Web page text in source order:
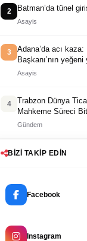
2 Batman’da tünel
Asayis
3
Adana’da acı
Başkanı’nın
Asayis
4
Trabzon Dünya
Mahkeme Süreci
Zaman
Gündem
BIZI TAKIP EDIN
Facebook
Instagram